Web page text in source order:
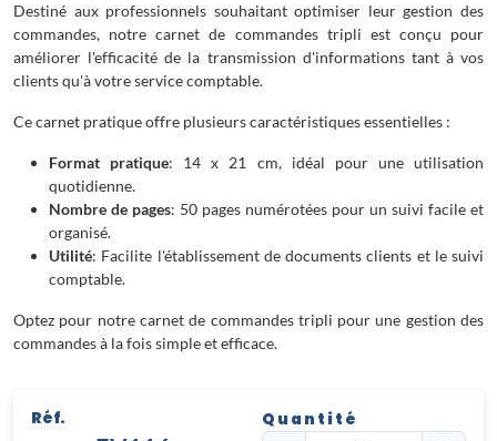
Destiné aux professionnels souhaitant optimiser leur gestion des
commandes, notre carnet de commandes tripli est conçu pour
améliorer l'efficacité de la transmission d'informations tant à vos
clients qu'à votre service comptable.
Ce carnet pratique offre plusieurs caractéristiques essentielles :
Format pratique: 14 x 21 cm, idéal pour une utilisation
quotidienne.
Nombre de pages: 50 pages numérotées pour un suivi facile et
organisé.
Utilité: Facilite l'établissement de documents clients et le suivi
comptable.
Optez pour notre carnet de commandes tripli pour une gestion des
commandes à la fois simple et efficace.
Réf. Quantité